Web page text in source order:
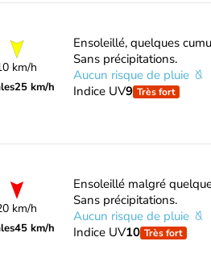
km/h
25 km/h
Ensoleillé, quelques
Sans précipitations.
Aucun risque de pluie
Indice UV9 Très fort
km/h
45 km/h
Ensoleillé malgré
Sans précipitations.
Aucun risque de pluie
Indice UV10 Très fort